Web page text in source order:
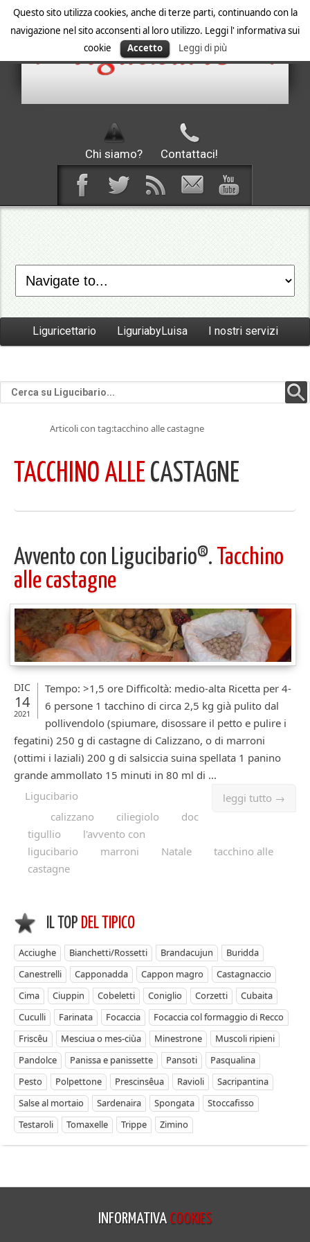
Questo sito utilizza cookies, anche di terze parti, continuando con la
navigazione nel sito acconsenti al loro utilizzo. Leggi l' informativa sui
cookie
Accetto Leggi di più
Chi siamo? Contattaci!
Liguricettario LiguriabyLuisa I nostri servizi
Articoli con tag:tacchino alle castagne
TACCHINO ALLE CASTAGNE
Avvento con Ligucibario®.
Tacchino
alle castagne
DIC
14
2021
Tempo: >1,5 ore Difficoltà: medio-alta Ricetta per 4-
6 persone 1 tacchino di circa 2,5 kg già pulito dal
pollivendolo (spiumare, disossare il petto e pulire i
fegatini) 250 g di castagne di Calizzano, o di marroni
(ottimi i laziali) 200 g di salsiccia suina spellata 1 panino
grande ammollato 15 minuti in 80 ml di ...
leggi tutto →
Ligucibario
calizzano
ciliegiolo
doc
tigullio
l'avvento con
ligucibario
marroni Natale
tacchino alle
castagne
IL TOP DEL TIPICO
Acciughe Bianchetti/Rossetti Brandacujun
Buridda
Canestrelli
Capponadda Cappon magro
Castagnaccio
Cima
Ciuppin Cobeletti Coniglio Corzetti
Cubaita
Cuculli
Farinata Focaccia
Focaccia col formaggio di Recco
Friscêu
Mesciua o mes-ciùa Minestrone
Muscoli ripieni
Pandolce
Panissa e panissette Pansoti
Pasqualina
Pesto
Polpettone Prescinsêua Ravioli
Sacripantina
Salse al mortaio
Sardenaira Spongata
Stoccafisso
Testaroli
Tomaxelle Trippe Zimino
INFORMATIVA COOKIES